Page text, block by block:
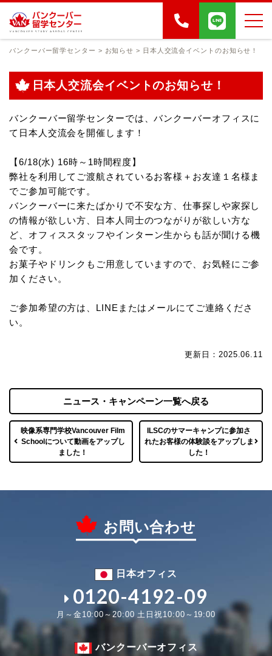
バンクーバー留学センター > お知らせ > 日本人交流会イベントのお知らせ！
日本人交流会イベントのお知らせ！
バンクーバー留学センターでは、バンクーバーオフィスに
て日本人交流会を開催します！
【6/18(水) 16時～1時間程度】
弊社を利用してご渡航されているお客様＋お友達１名様ま
でご参加可能です。
バンクーバーに来たばかりで不安な方、仕事探しや家探し
の情報が欲しい方、日本人同士のつながりが欲しい方な
ど、 オフィススタッフやインターン生からも話が聞ける機
会です。
お菓子やドリンクもご用意していますので、お気軽にご参
加ください。
ご参加希望の方は、LINEまたはメールにてご連絡くださ
い。
更新日：2025.06.11
映像系専門学校Vancouver Film
Schoolについて動画をアップし
ました！
ニュース・キャンペーン一覧へ戻る
ILSCのサマーキャンプに参加さ
れたお客様の体験談をアップしま
した！
お問い合わせ
日本オフィス
0120-4192-09
月～金10:00～20:00 土日祝10:00～19:00
バンクーバーオフィス